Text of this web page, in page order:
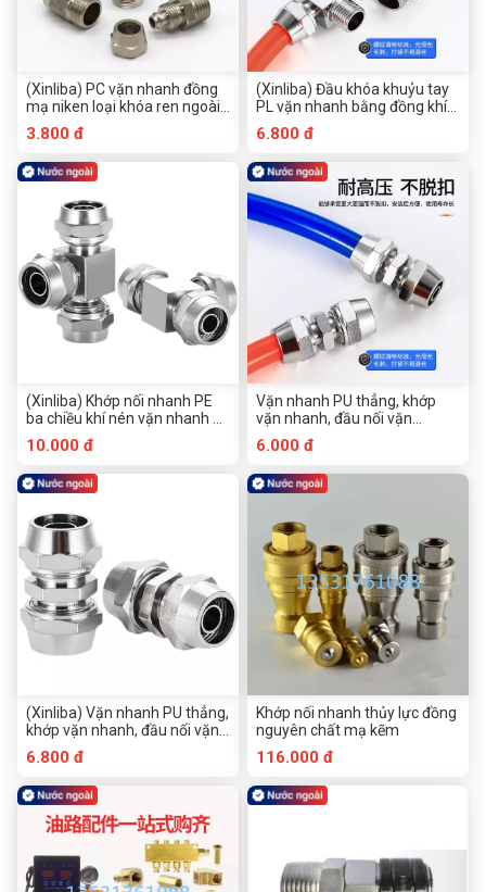
(Xinliba) PC vặn nhanh đồng
mạ niken loại khóa ren ngoài
trực tiếp 6-8-10-14-16-1-2-3-
4-4-ống dẫn khí
3.800 đ
(Xinliba) Khớp nối nhanh PE
ba chiều khí nén vặn nhanh ba
chiều tích cực loại T khóa ống
khí nén mạ đồng niken 4% 6%
10% 12% 14% 16
10.000 đ
(Xinliba) Vặn nhanh PU thẳng,
khớp vặn nhanh, đầu nối vặn
nhanh, đầu nối đai ốc ống khí
nén thẳng, đầu khóa, đầu
khóa, đầu khóa ống khí nén
PU hai thông hai thông mạ
niken, 4%, 6%, 10%, 12%, 14%,
16% pu
6.800 đ
(Xinliba) Đầu khóa khuỷu tay
PL vặn nhanh bằng đồng khí
nén PL8-02 đầu nối ống khí
góc phải 1 điểm 2 điểm 3 điểm
4 điểm 6 điểm 8 điểm 10 điểm
12 điểm
6.800 đ
Vặn nhanh PU thẳng, khớp
vặn nhanh, đầu nối vặn
nhanh, đầu nối thẳng, đai ốc
khí nén, kiểu khóa đai ốc khí
nén loại đồng mạ niken, khóa
ống khí nén PU hai thông 4
14 cm 16 cm pu
6.000 đ
Khớp nối nhanh thủy lực đồng
nguyên chất mạ kẽm
116.000 đ